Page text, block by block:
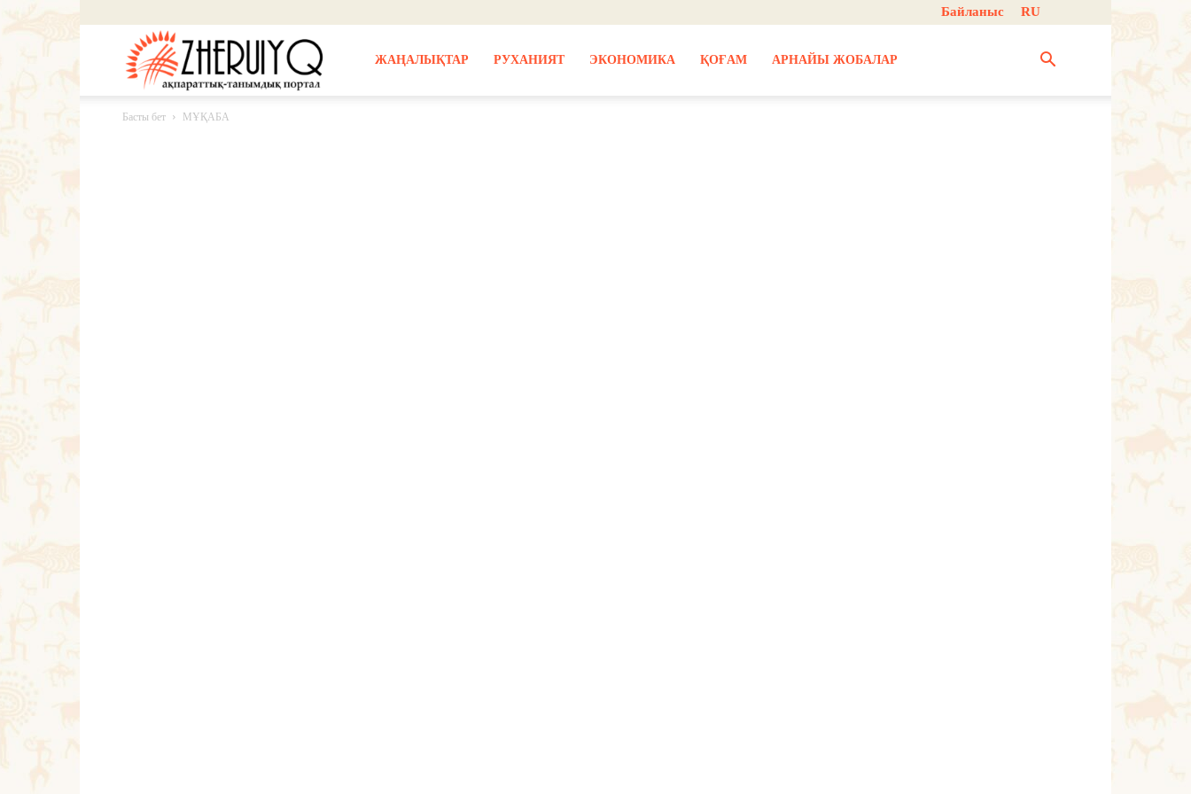
Байланыс RU
ЖАҢАЛЫҚТАР РУХАНИЯТ ЭКОНОМИКА ҚОҒАМ АРНАЙЫ ЖОБАЛАР
Басты бет МҰҚАБА